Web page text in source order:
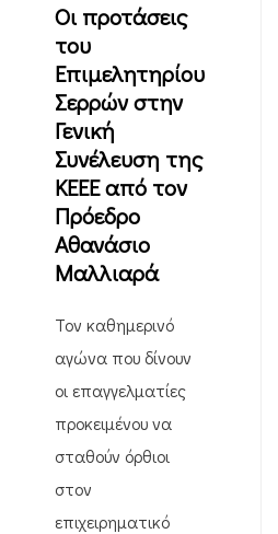
Οι προτάσεις
του
Επιμελητηρίου
Σερρών στην
Γενική
Συνέλευση της
ΚΕΕΕ από τον
Πρόεδρο
Αθανάσιο
Μαλλιαρά
Τον καθημερινό
αγώνα που δίνουν
οι επαγγελματίες
προκειμένου να
σταθούν όρθιοι
στον
επιχειρηματικό